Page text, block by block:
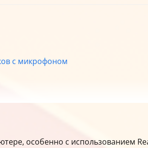
с микрофоном
особенно с использованием